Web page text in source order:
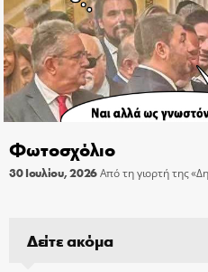
Φωτοσχόλιο
30 Ιουλίου, 2026Από τη γιορτή της
Δείτε ακόμα